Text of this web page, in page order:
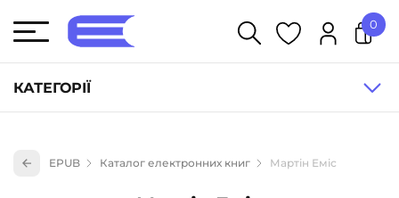
КАТЕГОРІЇ
Книги для дітей (836)
0
EPUB Каталог електронних книг Мартін Еміс